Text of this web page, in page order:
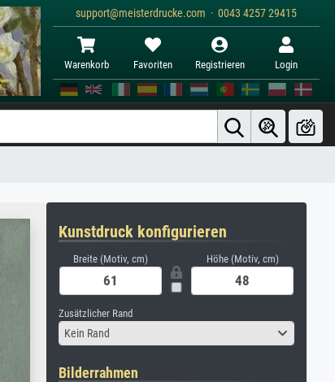
support@meisterdrucke.com · 0043 4257 29415
Warenkorb Favoriten Registrieren Login
Kunstdruck konfigurieren
Breite (Motiv, cm) Höhe (Motiv, cm)
Zusätzlicher Rand
Kein Rand
Bilderrahmen